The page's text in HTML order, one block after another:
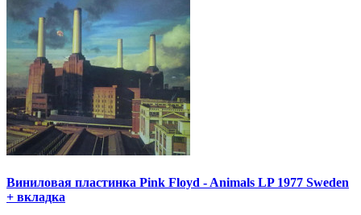
Виниловая пластинка Pink Floyd - Animals LP 1977 Sweden
+ вкладка